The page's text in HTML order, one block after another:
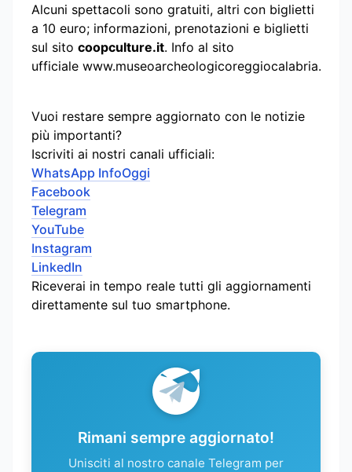
Alcuni spettacoli sono gratuiti, altri con biglietti
a 10 euro; informazioni, prenotazioni e biglietti
sul sito coopculture.it. Info al sito
ufficiale www.museoarcheologicoreggiocalabria.it.
Vuoi restare sempre aggiornato con le notizie
più importanti?
Iscriviti ai nostri canali ufficiali:
WhatsApp InfoOggi
Facebook
Telegram
YouTube
Instagram
LinkedIn
Riceverai in tempo reale tutti gli aggiornamenti
direttamente sul tuo smartphone.
Rimani sempre aggiornato!
Unisciti al nostro canale Telegram per